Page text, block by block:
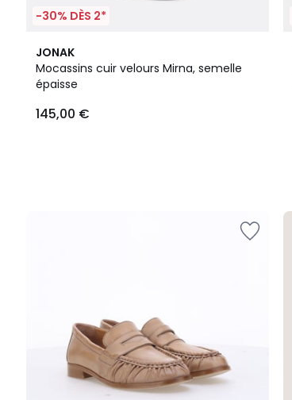
-30% DÈS 2*
JONAK
Mocassins cuir velours Mirna, semelle
épaisse
145,00 €